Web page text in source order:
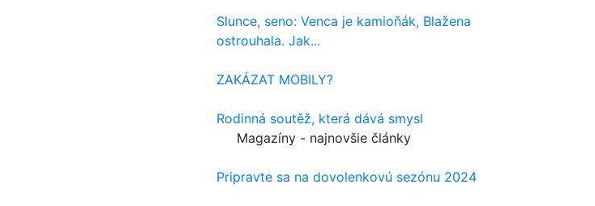
Slunce, seno: Venca je kamioňák, Blažena
ostrouhala. Jak...
ZAKÁZAT MOBILY?
Rodinná soutěž, která dává smysl
Magazíny - najnovšie články
Pripravte sa na dovolenkovú sezónu 2024